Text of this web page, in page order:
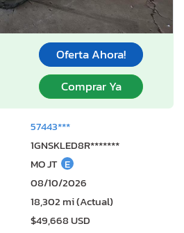
Oferta Ahora!
Comprar Ya
57443***
1GNSKLED8R*******
MO JT E
08/10/2026
18,302 mi (Actual)
$49,668 USD